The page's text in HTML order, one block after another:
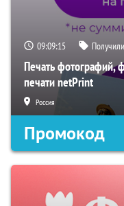
09:09:15
Печать фотографий,
печати netPrint
Россия
Промокод